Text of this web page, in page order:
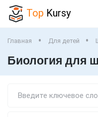
Top Kursy
Главная Для детей
Биология для